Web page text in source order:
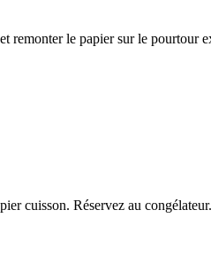
remonter le papier sur le pourtour
cuisson. Réservez au congélateur.